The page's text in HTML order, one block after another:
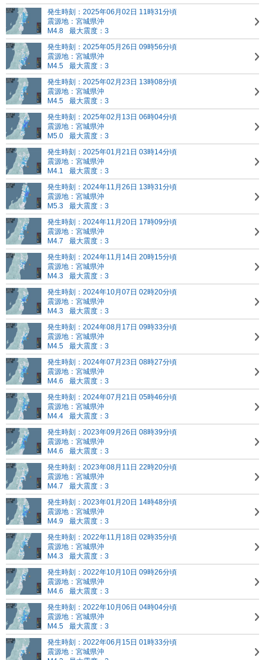
発生時刻：2025年06月02日 11時31分頃
震源地：宮城県沖
M4.8
最大震度：3
発生時刻：2025年05月26日 09時56分頃
震源地：宮城県沖
M4.5
最大震度：3
発生時刻：2025年02月23日 13時08分頃
震源地：宮城県沖
M4.5
最大震度：3
発生時刻：2025年02月13日 06時04分頃
震源地：宮城県沖
M5.0
最大震度：3
発生時刻：2025年01月21日 03時14分頃
震源地：宮城県沖
M4.1
最大震度：3
発生時刻：2024年11月26日 13時31分頃
震源地：宮城県沖
M5.3
最大震度：3
発生時刻：2024年11月20日 17時09分頃
震源地：宮城県沖
M4.7
最大震度：3
発生時刻：2024年11月14日 20時15分頃
震源地：宮城県沖
M4.3
最大震度：3
発生時刻：2024年10月07日 02時20分頃
震源地：宮城県沖
M4.3
最大震度：3
発生時刻：2024年08月17日 09時33分頃
震源地：宮城県沖
M4.5
最大震度：3
発生時刻：2024年07月23日 08時27分頃
震源地：宮城県沖
M4.6
最大震度：3
発生時刻：2024年07月21日 05時46分頃
震源地：宮城県沖
M4.4
最大震度：3
発生時刻：2023年09月26日 08時39分頃
震源地：宮城県沖
M4.6
最大震度：3
発生時刻：2023年08月11日 22時20分頃
震源地：宮城県沖
M4.7
最大震度：3
発生時刻：2023年01月20日 14時48分頃
震源地：宮城県沖
M4.9
最大震度：3
発生時刻：2022年11月18日 02時35分頃
震源地：宮城県沖
M4.3
最大震度：3
発生時刻：2022年10月10日 09時26分頃
震源地：宮城県沖
M4.6
最大震度：3
発生時刻：2022年10月06日 04時04分頃
震源地：宮城県沖
M4.5
最大震度：3
発生時刻：2022年06月15日 01時33分頃
震源地：宮城県沖